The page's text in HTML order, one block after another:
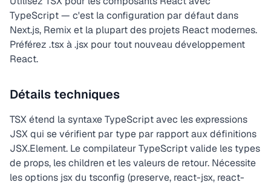
TypeScript — c'est la configuration par défaut dans
Next.js, Remix et la plupart des projets React modernes.
Préférez .tsx à .jsx pour tout nouveau développement
React.
Détails techniques
TSX étend la syntaxe TypeScript avec les expressions
JSX qui se vérifient par type par rapport aux définitions
JSX.Element. Le compilateur TypeScript valide les types
de props, les children et les valeurs de retour. Nécessite
les options jsx du tsconfig (preserve, react-jsx, react-